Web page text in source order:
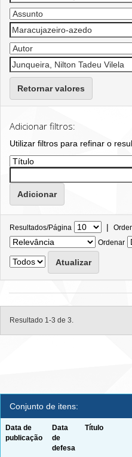
Retornar valores
Adicionar filtros:
Utilizar filtros para refinar o
Resultados/Página |
Ordenar
Resultado 1-3 de 3.
Conjunto de itens:
Data de
publicação
Data
de
defesa
Título